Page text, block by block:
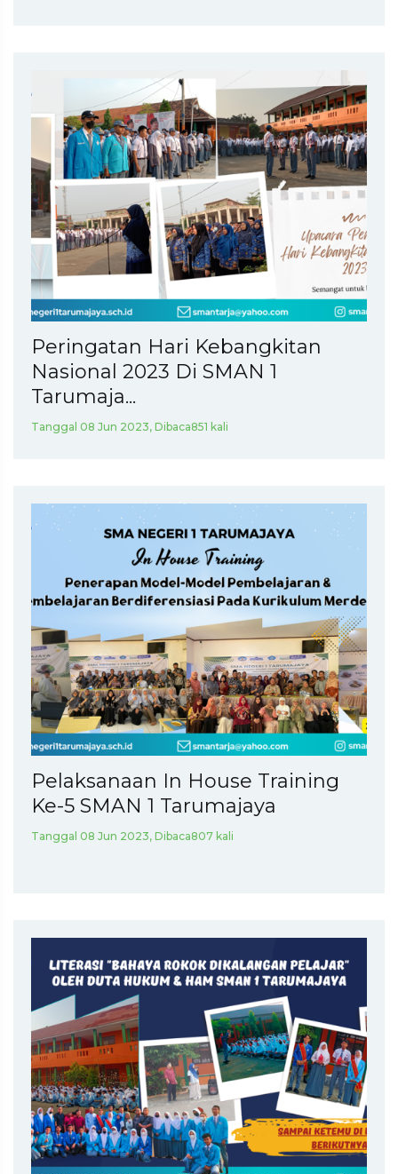
Peringatan Hari Kebangkitan
Nasional 2023 Di SMAN 1
Tarumaja...
Tanggal 08 Jun 2023, Dibaca851 kali
Pelaksanaan In House Training
Ke-5 SMAN 1 Tarumajaya
Tanggal 08 Jun 2023, Dibaca807 kali